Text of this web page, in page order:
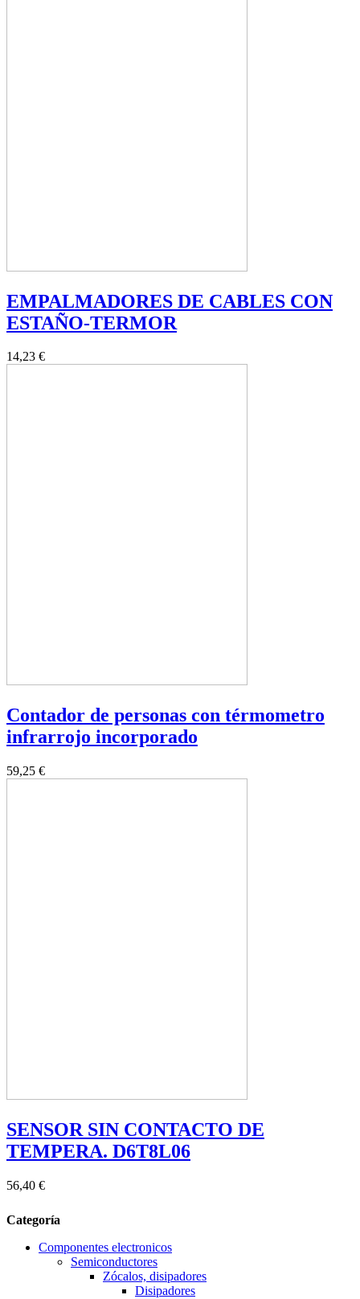
EMPALMADORES DE CABLES CON
ESTAÑO-TERMOR
14,23 €
Contador de personas con térmometro
infrarrojo incorporado
59,25 €
SENSOR SIN CONTACTO DE
TEMPERA. D6T8L06
56,40 €
Categoría
Componentes electronicos
Semiconductores
Zócalos, disipadores
Disipadores